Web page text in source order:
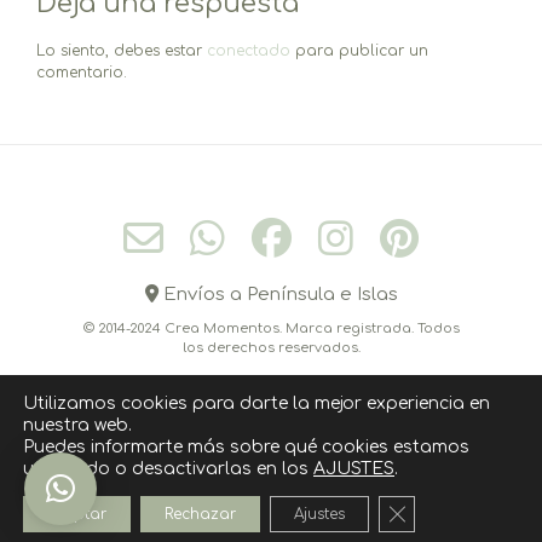
Lo siento, debes estar conectado para publicar un
comentario.
Envíos a Península e Islas
© 2014-2024 Crea Momentos. Marca registrada. Todos
los derechos reservados.
CONÓCEME CONTACTO
CÓMO COMPRAR
POLITICA DE COOKIES
AVISO LEGAL
POLÍTICA DE PRIVACIDAD
››››› SUSCRIPCIÓN NEWSLETTER ‹‹‹‹‹
Utilizamos cookies para darte la mejor experiencia en
nuestra web.
Puedes informarte más sobre qué cookies estamos
utilizando o desactivarlas en los AJUSTES.
Aceptar Rechazar Ajustes Cerrar el banner